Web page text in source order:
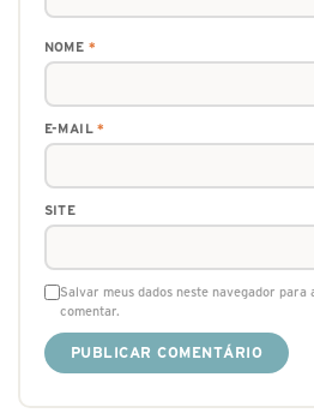
NOME *
E-MAIL*
SITE
Salvar meus dados neste navegador para
comentar.